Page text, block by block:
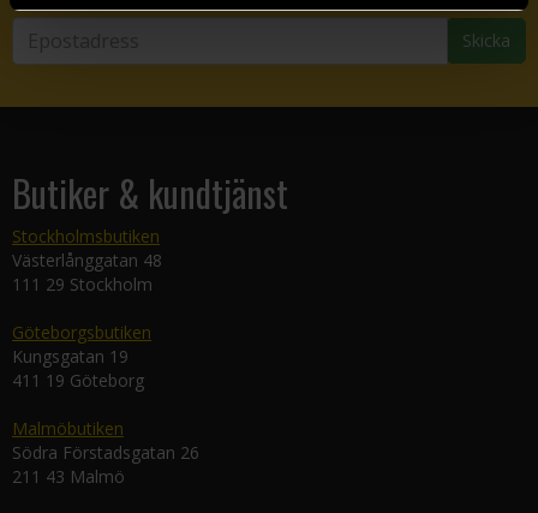
Skicka
Butiker & kundtjänst
Stockholmsbutiken
Västerlånggatan 48
111 29 Stockholm
Göteborgsbutiken
Kungsgatan 19
411 19 Göteborg
Malmöbutiken
Södra Förstadsgatan 26
211 43 Malmö